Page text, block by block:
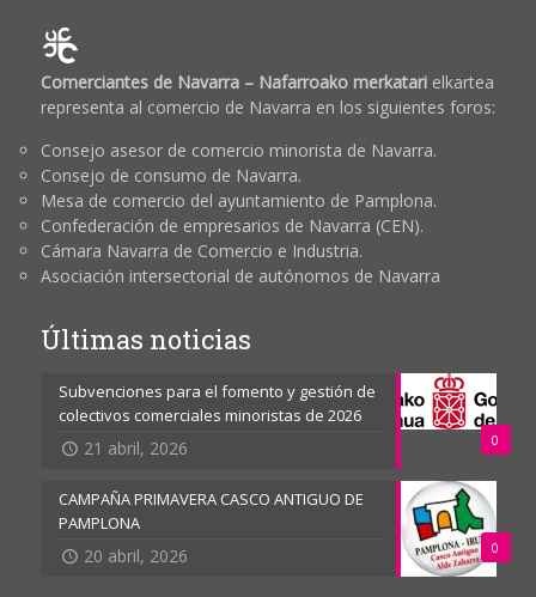
Comerciantes de Navarra – Nafarroako merkatarielkartea
representa al comercio de Navarra en los siguientes foros:
Consejo asesor de comercio minorista de Navarra.
Consejo de consumo de Navarra.
Mesa de comercio del ayuntamiento de Pamplona.
Confederación de empresarios de Navarra (CEN).
Cámara Navarra de Comercio e Industria.
Asociación intersectorial de autónomos de Navarra
Últimas noticias
0
Subvenciones para el fomento y gestión de
colectivos comerciales minoristas de 2026
21 abril, 2026
0
CAMPAÑA PRIMAVERA CASCO ANTIGUO DE
PAMPLONA
20 abril, 2026